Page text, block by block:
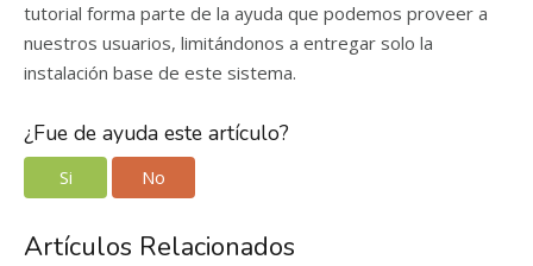
tutorial forma parte de la ayuda que podemos proveer a
nuestros usuarios, limitándonos a entregar solo la
instalación base de este sistema.
¿Fue de ayuda este artículo?
Si No
Artículos Relacionados